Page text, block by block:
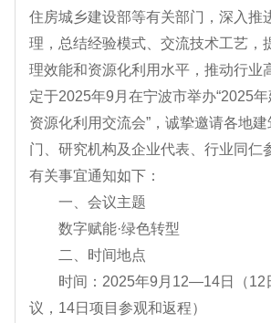
住房城乡建设部等有关部门，深入推
理，总结经验模式、交流技术工艺，
理效能和资源化利用水平，推动行业
定于2025年9月在宁波市举办“2025
资源化利用交流会”，诚挚邀请各地
门、研究机构及企业代表、行业同仁
有关事宜通知如下：
一、会议主题
数字赋能·绿色转型
二、时间地点
时间：2025年9月12—14日（12
议，14日项目参观和返程）